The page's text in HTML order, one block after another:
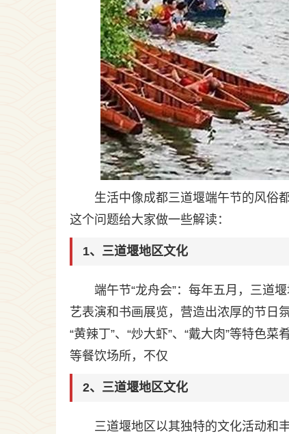
生活中像成都三道堰端午节的风俗
这个问题给大家做一些解读：
1、三道堰地区文化
端午节“龙舟会”：每年五月，三道
艺表演和书画展览，营造出浓厚的节日
“黄辣丁”、“炒大虾”、“戴大肉”等特色
等餐饮场所，不仅
2、三道堰地区文化
三道堰地区以其独特的文化活动和